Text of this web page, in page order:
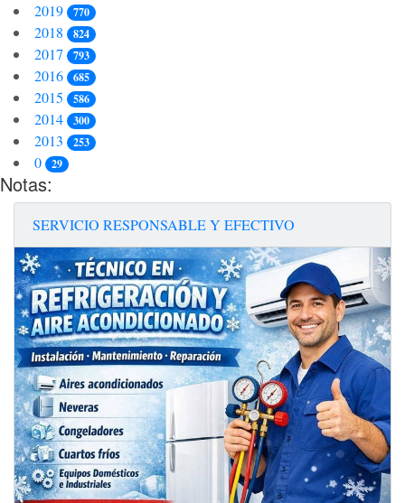
2019 770
2018 824
2017 793
2016 685
2015 586
2014 300
2013 253
0 29
Notas:
SERVICIO RESPONSABLE Y EFECTIVO